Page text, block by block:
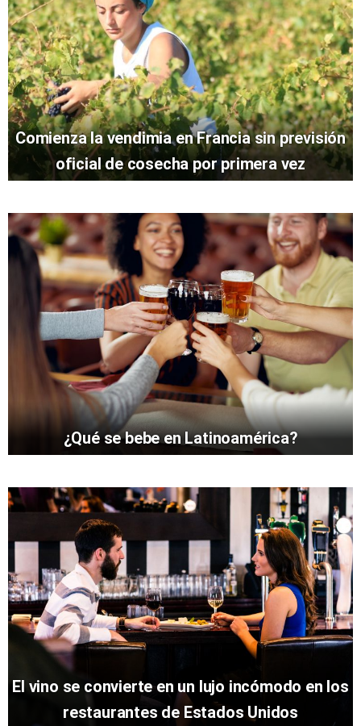
Comienza la vendimia en Francia sin previsión
oficial de cosecha por primera vez
¿Qué se bebe en Latinoamérica?
El vino se convierte en un lujo incómodo en los
restaurantes de Estados Unidos